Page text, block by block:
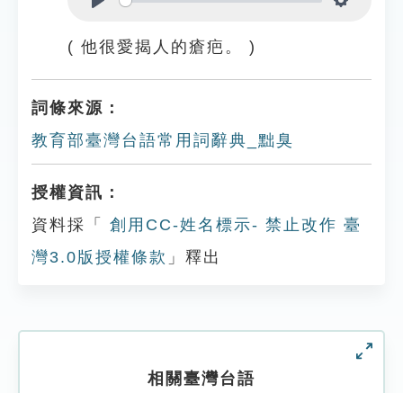
( 他很愛揭人的瘡疤。 )
詞條來源：
教育部臺灣台語常用詞辭典_黜臭
授權資訊：
資料採「
創用CC-姓名標示- 禁止改作 臺
灣3.0版授權條款 」釋出
相關臺灣台語